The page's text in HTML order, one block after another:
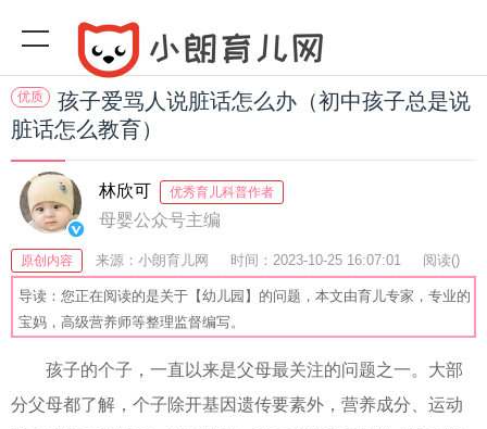
优质
孩子爱骂人说脏话怎么办（初中孩子总是说
脏话怎么教育）
林欣可 优秀育儿科普作者
母婴公众号主编
原创内容 来源：小朗育儿网 时间：2023-10-25 16:07:01 阅读()
收藏：36 分享：53 爆
导读：您正在阅读的是关于【幼儿园】的问题，本文由育儿专家，专业的
宝妈，高级营养师等整理监督编写。
孩子的个子，一直以来是父母最关注的问题之一。大部
分父母都了解，个子除开基因遗传要素外，营养成分、运动